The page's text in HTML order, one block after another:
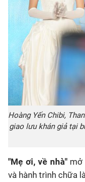
Hoàng Yến Chibi,
giao lưu khán giả tại
"Mẹ ơi, về nhà"mở
và hành trình chữa